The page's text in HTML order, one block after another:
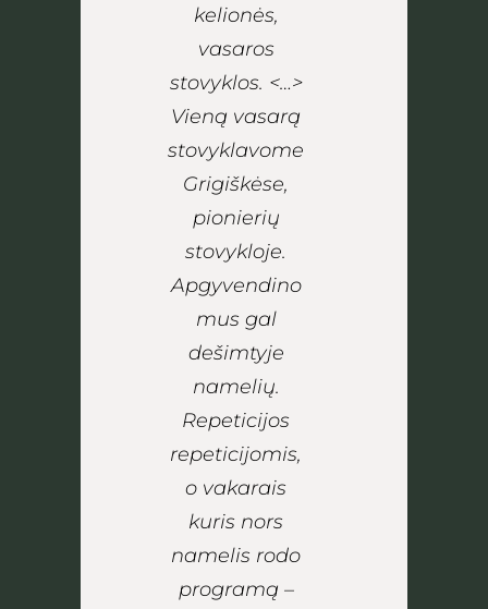
kelionės,
vasaros
stovyklos. <…>
Vieną vasarą
stovyklavome
Grigiškėse,
pionierių
stovykloje.
Apgyvendino
mus gal
dešimtyje
namelių.
Repeticijos
repeticijomis,
o vakarais
kuris nors
namelis rodo
programą –